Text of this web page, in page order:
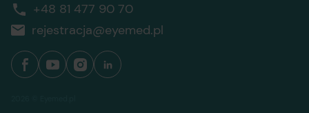
+48 81 477 90 70
rejestracja@eyemed.pl